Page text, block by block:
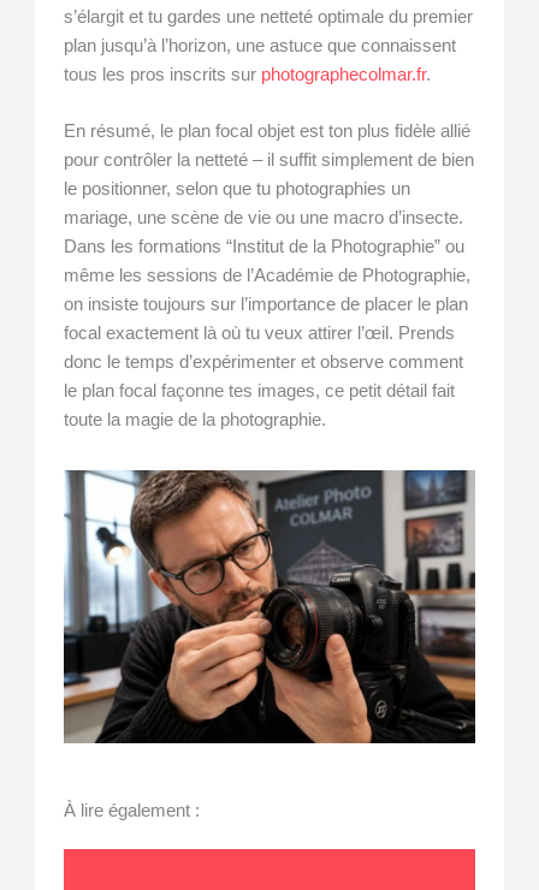
s’élargit et tu gardes une netteté optimale du premier
plan jusqu’à l’horizon, une astuce que connaissent
tous les pros inscrits sur photographecolmar.fr.
En résumé, le plan focal objet est ton plus fidèle allié
pour contrôler la netteté – il suffit simplement de bien
le positionner, selon que tu photographies un
mariage, une scène de vie ou une macro d’insecte.
Dans les formations “Institut de la Photographie” ou
même les sessions de l’Académie de Photographie,
on insiste toujours sur l’importance de placer le plan
focal exactement là où tu veux attirer l’œil. Prends
donc le temps d’expérimenter et observe comment
le plan focal façonne tes images, ce petit détail fait
toute la magie de la photographie.
À lire également :